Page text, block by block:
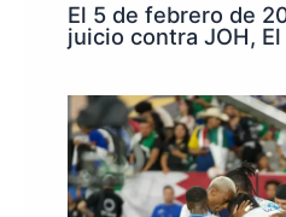
El 5 de febrero de
juicio contra JOH,